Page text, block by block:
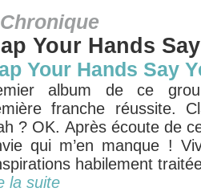
Chronique
Your Hands
Your Hands Say
album de ce
franche réussite.
? OK. Après écoute de
qui m’en manque !
habilement
la suite